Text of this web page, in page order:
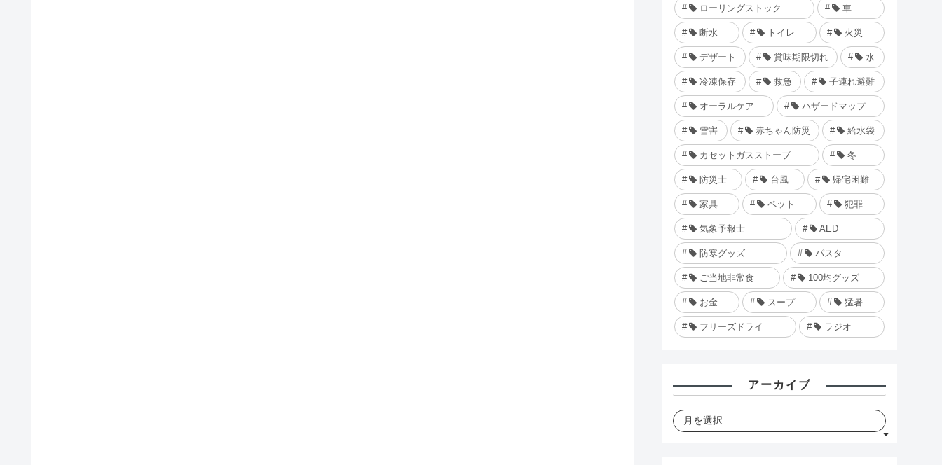
ローリングストック 車
断水 トイレ 火災
デザート 賞味期限切れ 水
冷凍保存 救急 子連れ避難
オーラルケア ハザードマップ
雪害 赤ちゃん防災 給水袋
カセットガスストーブ 冬
防災士 台風 帰宅困難
家具 ペット 犯罪
気象予報士 AED
防寒グッズ パスタ
ご当地非常食 100均グッズ
お金 スープ 猛暑
フリーズドライ ラジオ
アーカイブ